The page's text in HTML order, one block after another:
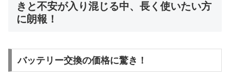
きと不安が入り混じる中、長く使いたい方
に朗報！
バッテリー交換の価格に驚き！